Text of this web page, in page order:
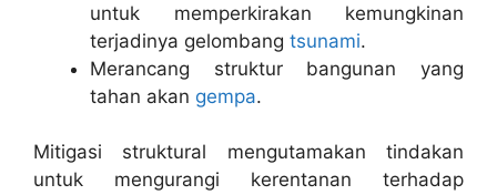
untuk memperkirakan kemungkinan
terjadinya gelombang tsunami.
Merancang struktur bangunan yang
tahan akan gempa.
Mitigasi struktural mengutamakan tindakan
untuk mengurangi kerentanan terhadap